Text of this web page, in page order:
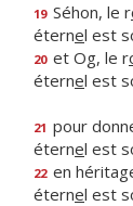
19 Séhon, le r
éternel est
20 et Og, le r
éternel est
21 pour
éternel est
22 en
éternel est